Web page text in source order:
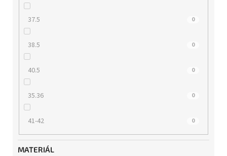
37.5 0
38.5 0
40.5 0
35.36 0
41-42 0
MATERIÁL